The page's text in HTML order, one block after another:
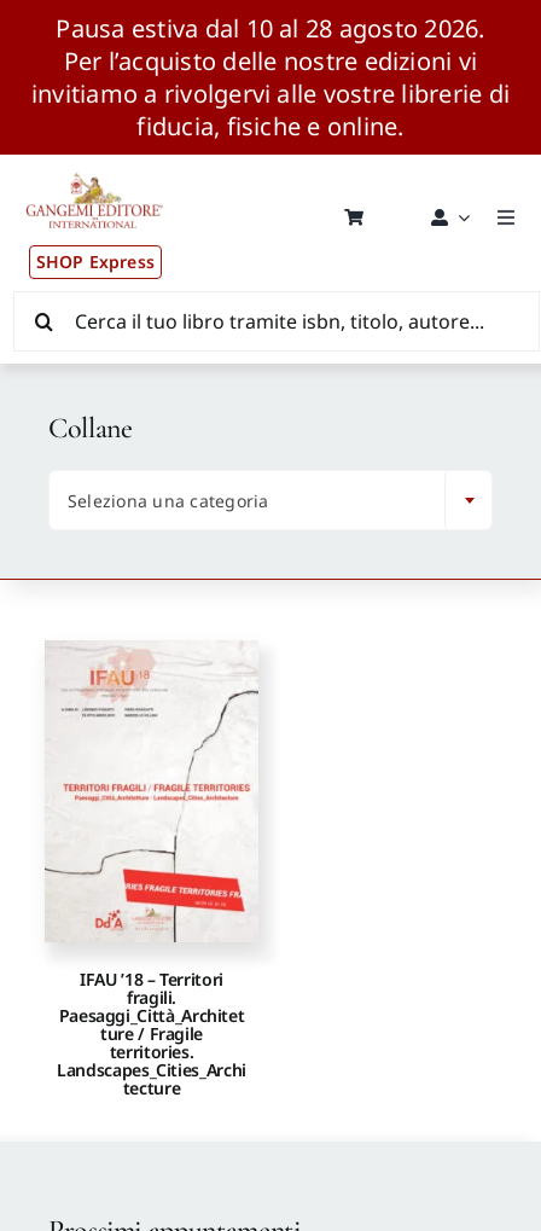
Pausa estiva dal 10 al 28 agosto 2026.
Per l’acquisto delle nostre edizioni vi
invitiamo a rivolgervi alle vostre librerie di
fiducia, fisiche e online.
contenuto
SHOP Express
Pubblicazioni
News ed Eventi
Distribuzione Wolrdwide
CONSIP / MEPA / ANVUR / CINECA
Proposte di pubblicazione
Gangemi Editore
Newsletter
per:
IFAU ’18 – Territori
fragili.
Paesaggi_Città_Architet
ture / Fragile
territories.
Landscapes_Cities_Archi
tecture
Collane
Seleziona una categoria